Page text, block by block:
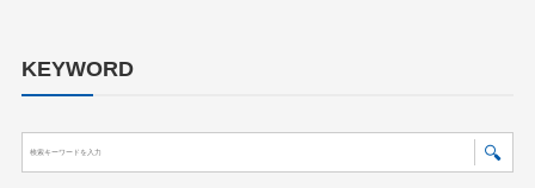
KEYWORD